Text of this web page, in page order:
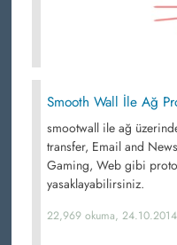
Smooth Wall İle Ağ
smootwall ile ağ
transfer, Email and
Gaming, Web gibi
yasaklayabilirsiniz.
22,969 okuma,